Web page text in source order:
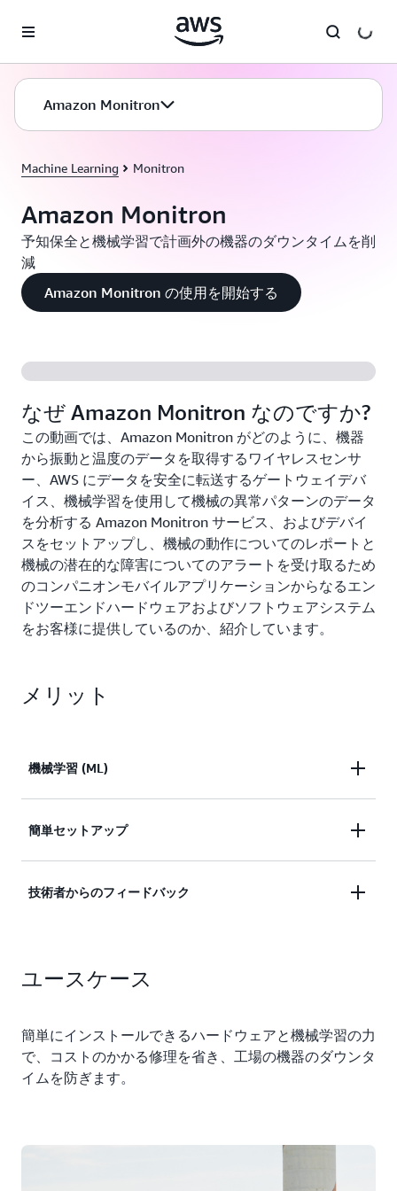
Amazon Monitron
Machine Learning Monitron
Amazon Monitron
予知保全と機械学習で計画外の機器のダウンタイムを削
減
Amazon Monitron の使用を開始する
なぜ Amazon Monitron なのですか?
この動画では、Amazon Monitron がどのように、機器
から振動と温度のデータを取得するワイヤレスセンサ
ー、AWS にデータを安全に転送するゲートウェイデバ
イス、機械学習を使用して機械の異常パターンのデータ
を分析する Amazon Monitron サービス、およびデバイ
スをセットアップし、機械の動作についてのレポートと
機械の潜在的な障害についてのアラートを受け取るため
のコンパニオンモバイルアプリケーションからなるエン
ドツーエンドハードウェアおよびソフトウェアシステム
をお客様に提供しているのか、紹介しています。
メリット
機械学習 (ML)
し、対策を講じて、運用コストを削減できます。
簡単セットアップ
る簡単なインストールと安全な自動分析により、数
技術者からのフィードバック
ら学習し、システムの精度を継続的に向上します。
ユースケース
簡単にインストールできるハードウェアと機械学習の力
で、コストのかかる修理を省き、工場の機器のダウンタ
イムを防ぎます。